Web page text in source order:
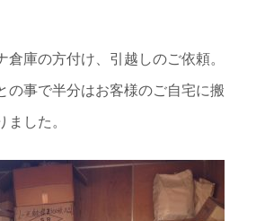
倉庫の方付け、引越しのご依頼。
の事で半分はお客様のご自宅に搬
ました。